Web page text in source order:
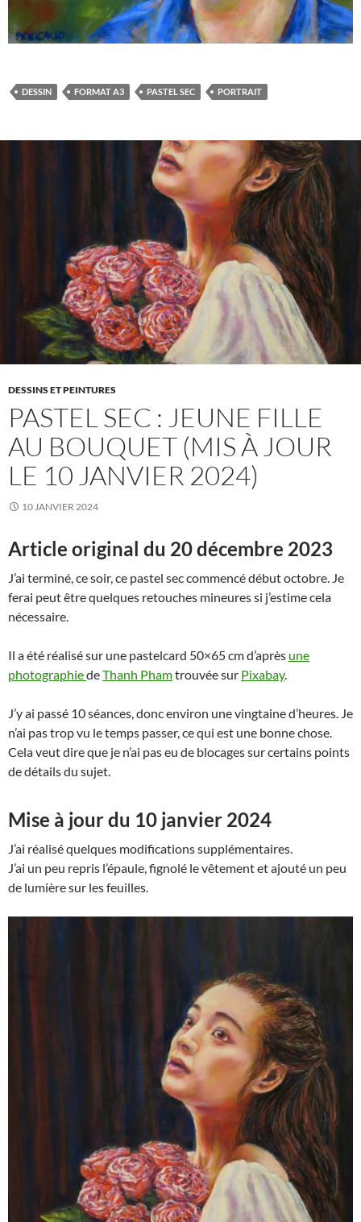
DESSIN FORMAT A3 PASTEL SEC PORTRAIT
DESSINS ET PEINTURES
PASTEL SEC : JEUNE FILLE
AU BOUQUET (MIS À JOUR
LE 10 JANVIER 2024)
10 JANVIER 2024
Article original du 20 décembre 2023
J’ai terminé, ce soir, ce pastel sec commencé début octobre. Je
ferai peut être quelques retouches mineures si j’estime cela
nécessaire.
Il a été réalisé sur une pastelcard 50×65 cm d’après une
photographiedeThanh Phamtrouvée sur Pixabay.
J’y ai passé 10 séances, donc environ une vingtaine d’heures. Je
n’ai pas trop vu le temps passer, ce qui est une bonne chose.
Cela veut dire que je n’ai pas eu de blocages sur certains points
de détails du sujet.
Mise à jour du 10 janvier 2024
J’ai réalisé quelques modifications supplémentaires.
J’ai un peu repris l’épaule, fignolé le vêtement et ajouté un peu
de lumière sur les feuilles.